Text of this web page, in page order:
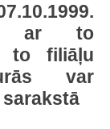
ar to
to filiāļu
var